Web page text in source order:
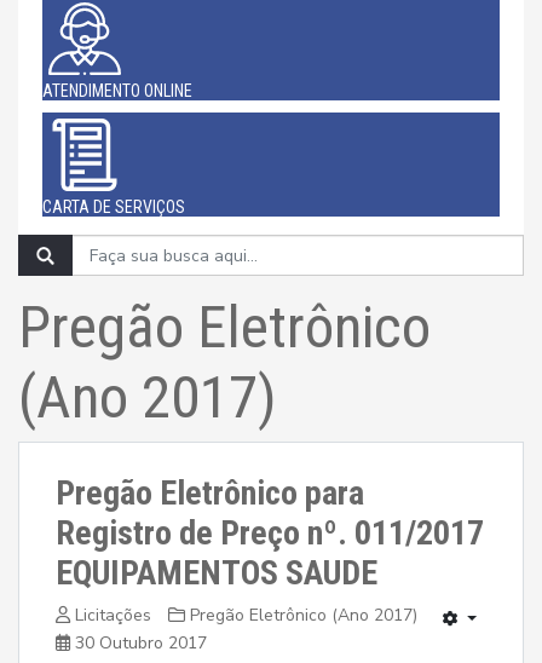
ATENDIMENTO ONLINE
CARTA DE SERVIÇOS
Pregão Eletrônico
(Ano 2017)
Pregão Eletrônico para
Registro de Preço nº. 011/2017
EQUIPAMENTOS SAUDE
Licitações
Pregão Eletrônico (Ano 2017)
30 Outubro 2017